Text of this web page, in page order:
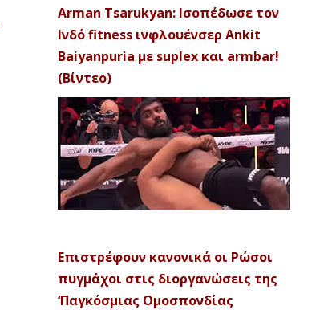
Arman Tsarukyan: Ισοπέδωσε τον
Ινδό fitness ινφλουένσερ Ankit
Baiyanpuria με suplex και armbar!
(Βίντεο)
Επιστρέφουν κανονικά οι Ρώσοι
πυγμάχοι στις διοργανώσεις της
‘Παγκόσμιας Ομοσπονδίας